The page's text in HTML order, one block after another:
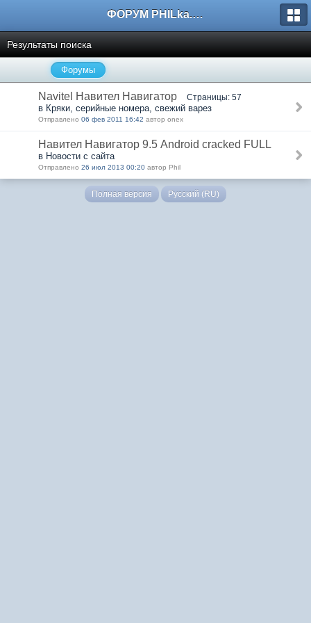
ФОРУМ PHILka.RU
Результаты поиска
Форумы
Navitel Навител Навигатор Страницы: 57
в Кряки, серийные номера, свежий варез
Отправлено 06 фев 2011 16:42 автор onex
Навител Навигатор 9.5 Android cracked FULL
в Новости с сайта
Отправлено 26 июл 2013 00:20 автор Phil
Полная версия Русский (RU)